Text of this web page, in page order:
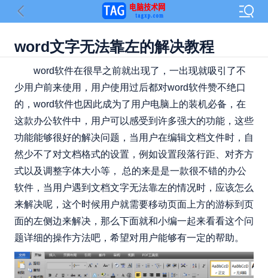
​word文字无法靠左的解决教程
word软件在很早之前就出现了，一出现就吸引了不
少用户前来使用，用户使用过后都对word软件赞不绝口
的，word软件也因此成为了用户电脑上的装机必备，在
这款办公软件中，用户可以感受到许多强大的功能，这些
功能能够很好的解决问题，当用户在编辑文档文件时，自
然少不了对文档格式的设置，例如设置段落行距、对齐方
式以及调整字体大小等， 总的来是是一款很不错的办公
软件，当用户遇到文档文字无法靠左的情况时，应该怎么
来解决呢，这个时候用户就需要移动页面上方的游标到页
面的左侧边来解决，那么下面就和小编一起来看看这个问
题详细的操作方法吧，希望对用户能够有一定的帮助。